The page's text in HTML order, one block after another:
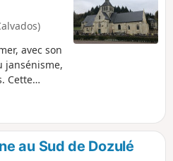
avec son
jansénisme,
Cette
sur la
le
la mère
au Sud de Dozulé